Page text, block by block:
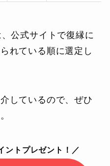
公式サイトで復縁に
れている順に選定し
しているので、ぜひ
ントプレゼント！／